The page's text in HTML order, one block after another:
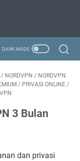
/ NORDVPN / NORDVPN
/ PRIVASI ONLINE /
VPN
3 Bulan
dan privasi